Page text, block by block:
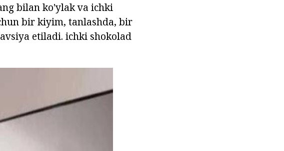
bilan ko'ylak va ichki
bir kiyim, tanlashda, bir
etiladi. ichki shokolad